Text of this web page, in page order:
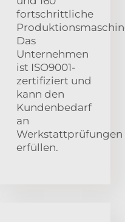
fortschrittliche
Das
Unternehmen
ist ISO9001-
zertifiziert und
kann den
Kundenbedarf
an
Werkstattprüfungen
erfüllen.